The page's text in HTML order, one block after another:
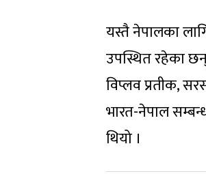
यस्तै नेपालका
उपस्थित रहेका छन्
विप्लव प्रतीक,
भारत-नेपाल
थियो ।